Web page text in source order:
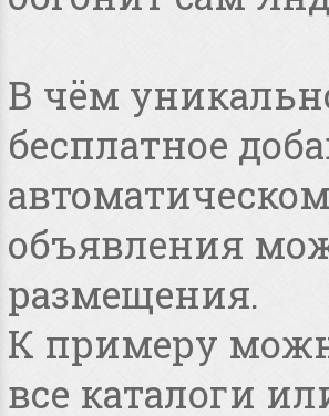
В чём
бесплатное
объявления
размещения.
К примеру
все каталоги